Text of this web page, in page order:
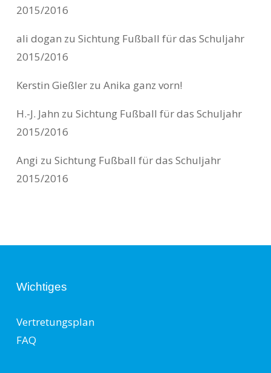
2015/2016
ali dogan zu Sichtung Fußball für das Schuljahr
2015/2016
Kerstin Gießlerzu Anika ganz vorn!
H.-J. Jahn zu Sichtung Fußball für das Schuljahr
2015/2016
Angi zu Sichtung Fußball für das Schuljahr
2015/2016
Wichtiges
Vertretungsplan
FAQ